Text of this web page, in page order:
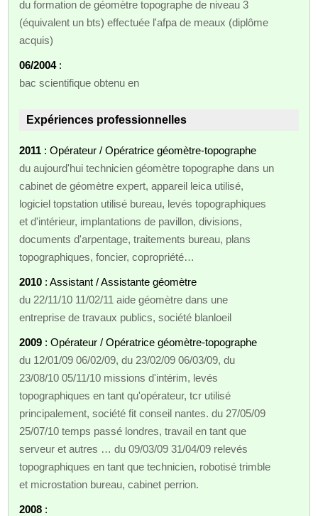
du formation de géomètre topographe de niveau 3
(équivalent un bts) effectuée l'afpa de meaux (diplôme
acquis)
06/2004:
bac scientifique obtenu en
Expériences professionnelles
2011 : Opérateur / Opératrice géomètre-topographe
du aujourd'hui technicien géomètre topographe dans un
cabinet de géomètre expert, appareil leica utilisé,
logiciel topstation utilisé bureau, levés topographiques
et d'intérieur, implantations de pavillon, divisions,
documents d'arpentage, traitements bureau, plans
topographiques, foncier, copropriété…
2010 : Assistant / Assistante géomètre
du 22/11/10 11/02/11 aide géomètre dans une
entreprise de travaux publics, société blanloeil
2009 : Opérateur / Opératrice géomètre-topographe
du 12/01/09 06/02/09, du 23/02/09 06/03/09, du
23/08/10 05/11/10 missions d'intérim, levés
topographiques en tant qu'opérateur, tcr utilisé
principalement, société fit conseil nantes. du 27/05/09
25/07/10 temps passé londres, travail en tant que
serveur et autres … du 09/03/09 31/04/09 relevés
topographiques en tant que technicien, robotisé trimble
et microstation bureau, cabinet perrion.
2008 :